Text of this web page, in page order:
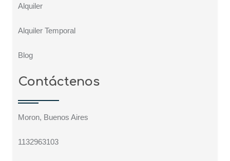
Alquiler
Alquiler Temporal
Blog
Contáctenos
Moron, Buenos Aires
1132963103